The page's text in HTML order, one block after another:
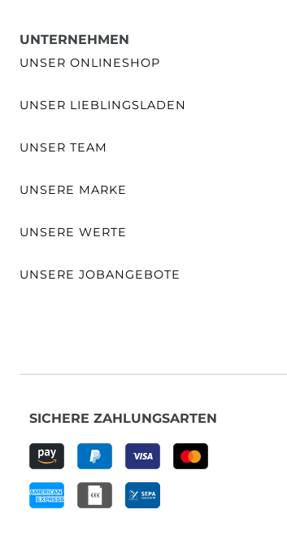
UNTERNEHMEN
UNSER ONLINESHOP
UNSER LIEBLINGSLADEN
UNSER TEAM
UNSERE MARKE
UNSERE WERTE
UNSERE JOBANGEBOTE
SICHERE ZAHLUNGSARTEN